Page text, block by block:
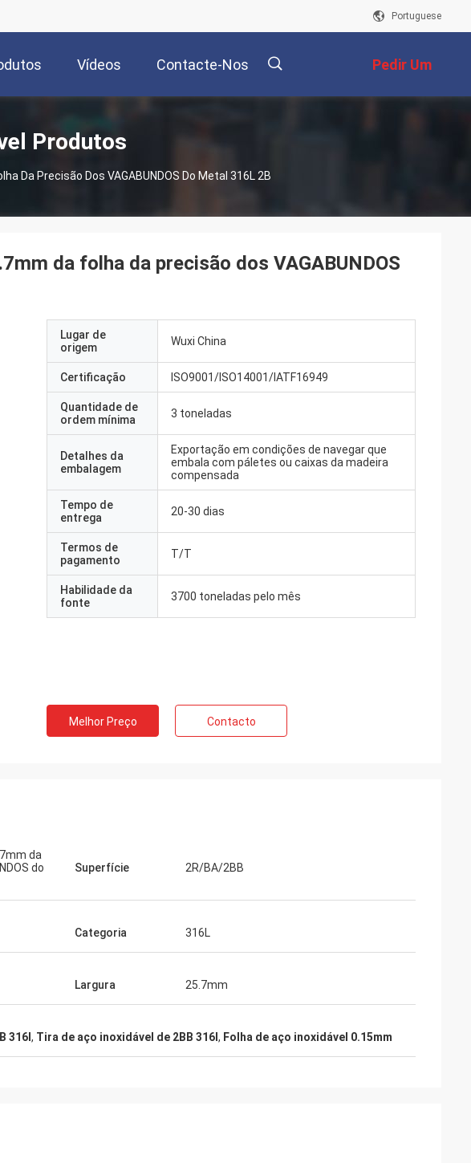
Portuguese
Vídeos Contacte-Nos Pedir Um
Orçamento
Produtos
Da Precisão Dos VAGABUNDOS Do Metal 316L 2B
da folha da precisão dos VAGABUNDOS
Lugar de
origem
Wuxi China
Certificação ISO9001/ISO14001/IATF16949
Quantidade de
ordem mínima
3 toneladas
Detalhes da
embalagem
Exportação em condições de navegar que
embala com páletes ou caixas da madeira
compensada
Tempo de
entrega
20-30 dias
Termos de
pagamento
T/T
Habilidade da
fonte
3700 toneladas pelo mês
Melhor Preço Contacto
da
do
Superfície 2R/BA/2BB
Categoria 316L
Largura 25.7mm
316l , Tira de aço inoxidável de 2BB 316l , Folha de aço inoxidável 0.15mm